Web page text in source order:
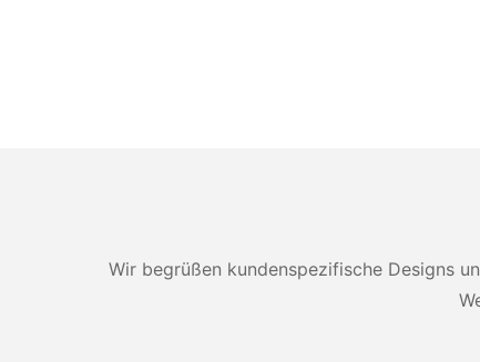
Wir begrüßen kundenspezifische Designs